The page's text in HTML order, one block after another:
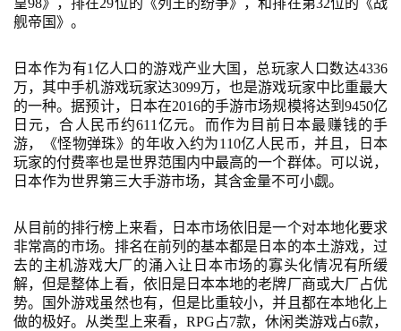
首
游
茶
原
创
皇98》，排在29位的《列王的纷争》，和排在第32位的《战
舰帝国》。
日本作为有1亿人口的游戏产业大国，总玩家人口数达4336
万，其中手机游戏玩家达3099万，也是游戏玩家中比重最大
的一种。据预计，日本在2016的手游市场规模将达到9450亿
日元，合人民币约611亿元。而作为目前日本最赚钱的手
游，《怪物弹珠》的年收入约为110亿人民币，并且，日本
玩家的付费率也是世界范围内中最高的一个群体。可以说，
日本作为世界第三大手游市场，其含金量不可小觑。
从目前的排行榜上来看，日本市场依旧是一个对本地化要求
非常高的市场。排名在前列的基本都是日本的本土游戏，过
去的主机游戏大厂的涌入让日本市场的寡头化情况有所缓
解，但是整体上看，依旧是日本本地的老牌厂商或大厂占优
势。国外游戏虽然也有，但是比重较小，并且都在本地化上
做的极好。从类型上来看， RPG占7款，休闲类游戏占6款，